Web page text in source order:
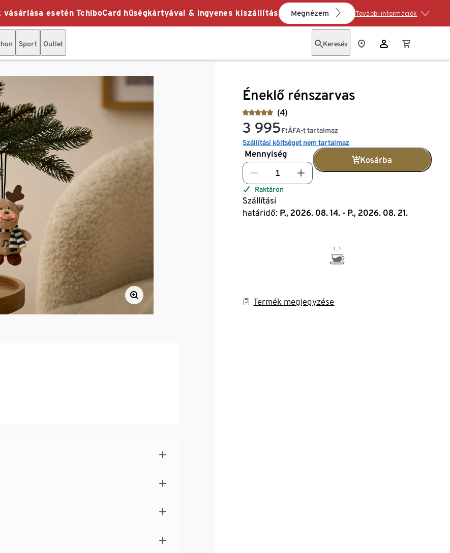
esetén TchiboCard hűségkártyával & ingyenes kiszállítás Megnézem További információk
Sport Outlet Keresés
Éneklő rénszarvas
(4)
3 995 FtÁFA-t tartalmaz
Szállítási költséget nem tartalmaz
Mennyiség
Kosárba
Raktáron
Szállítási
határidő: P., 2026. 08. 14. - P., 2026. 08. 21.
Termék megjegyzése